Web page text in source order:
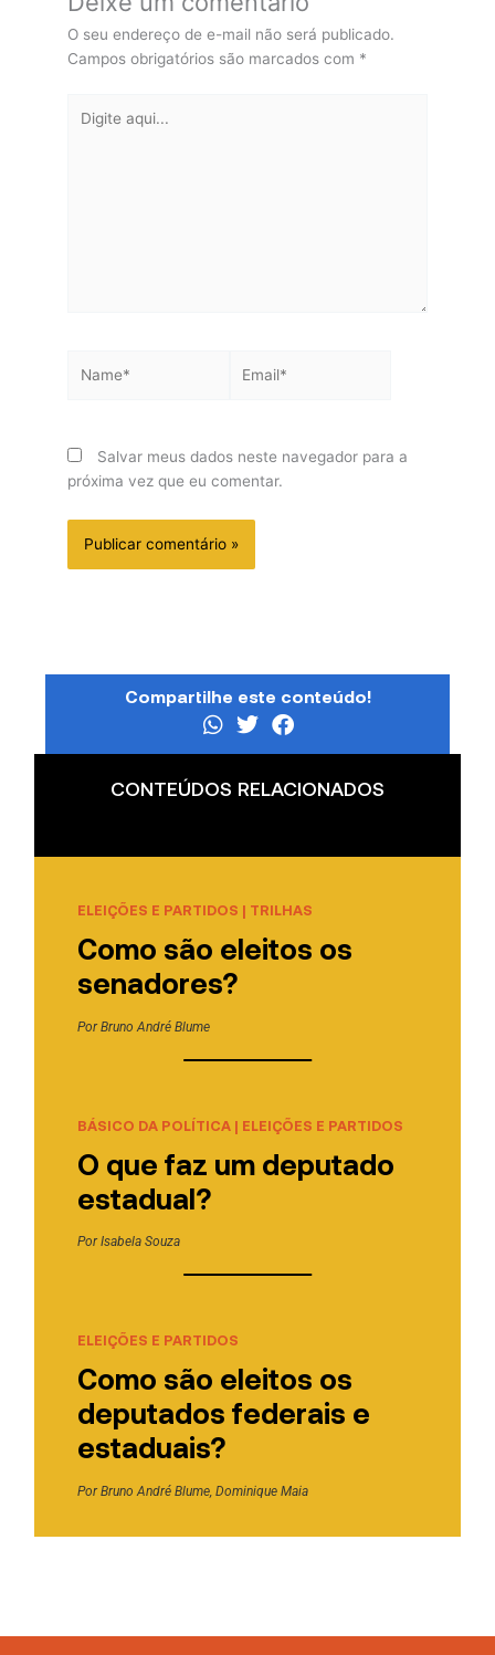
O seu endereço de e-mail não será publicado.
Campos obrigatórios são marcados com *
aqui...
Salvar meus dados neste navegador para a
próxima vez que eu comentar.
Compartilhe este conteúdo!
CONTEÚDOS RELACIONADOS
ELEIÇÕES E PARTIDOS | TRILHAS
Como são eleitos os
senadores?
PorBruno André Blume
BÁSICO DA POLÍTICA| ELEIÇÕES E PARTIDOS
O que faz um deputado
estadual?
PorIsabela Souza
ELEIÇÕES E PARTIDOS
Como são eleitos os
deputados federais e
estaduais?
PorBruno André Blume, Dominique Maia